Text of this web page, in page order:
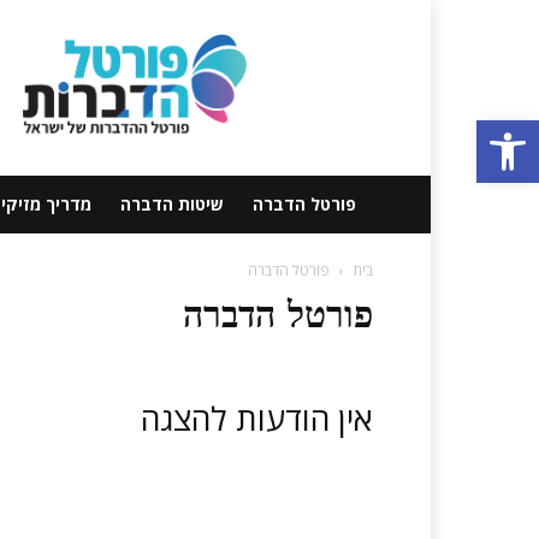
פתח סרגל נגישות
פורטל
הדברה
פורטל הדברה שיטות הדברה מדריך
בית פורטל הדברה
פורטל הדברה
אין הודעות להצגה